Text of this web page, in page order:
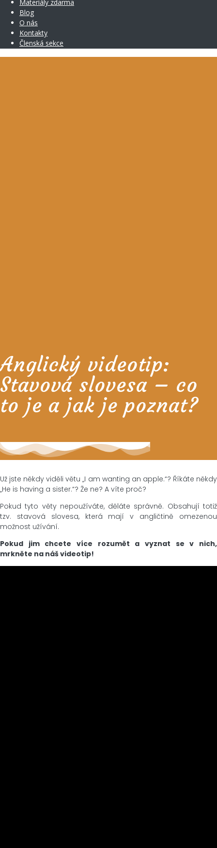
Materiály zdarma
Blog
O nás
Kontakty
Členská sekce
Anglický videotip:
Stavová slovesa – co
to je a jak je poznat?
Už jste někdy viděli větu „I am wanting an apple.“? Říkáte někdy
„He is having a sister.“? Že ne? A víte proč?
Pokud tyto věty nepoužíváte, děláte správně. Obsahují totiž
tzv. stavová slovesa, která mají v angličtině omezenou
možnost užívání.
Pokud jim chcete více rozumět a vyznat se v nich,
mrkněte na náš videotip!